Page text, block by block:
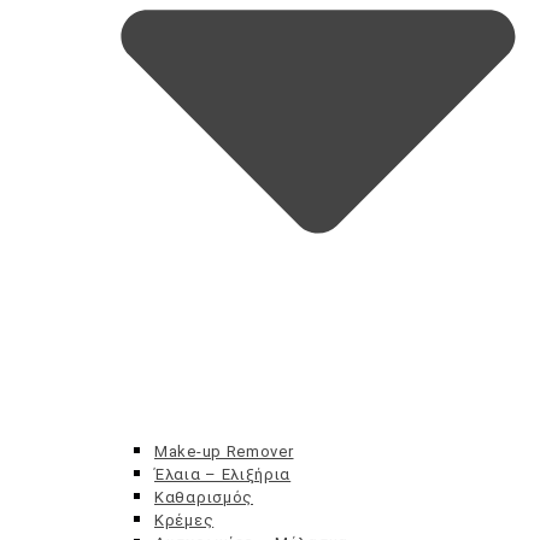
Make-up Remover
Έλαια – Ελιξήρια
Καθαρισμός
Κρέμες